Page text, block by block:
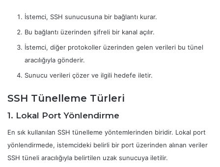
İstemci, SSH sunucusuna bir bağlantı kurar.
Bu bağlantı üzerinden şifreli bir kanal açılır.
İstemci, diğer protokoller üzerinden gelen verileri bu tünel
aracılığıyla gönderir.
Sunucu verileri çözer ve ilgili hedefe iletir.
SSH Tünelleme Türleri
1. Lokal Port Yönlendirme
En sık kullanılan SSH tünelleme yöntemlerinden biridir. Lokal port
yönlendirmede, istemcideki belirli bir port üzerinden alınan veriler
SSH tüneli aracılığıyla belirtilen uzak sunucuya iletilir.